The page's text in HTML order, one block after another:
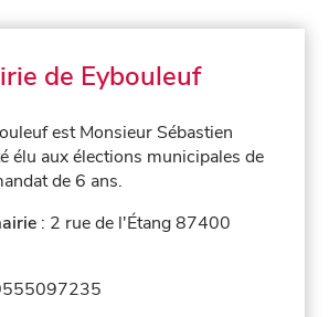
de Eybouleuf
est Monsieur Sébastien
élu aux élections municipales de
de 6 ans.
: 2 rue de l'Étang 87400